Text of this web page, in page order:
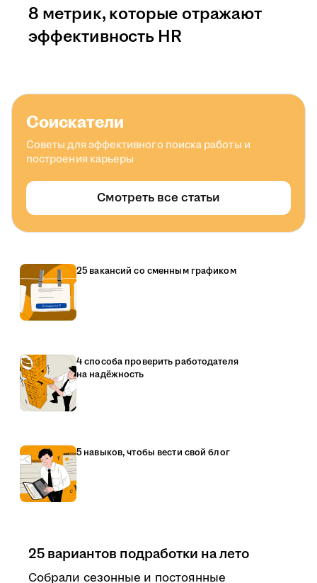
8 метрик, которые отражают
эффективность HR
Соискатели
Советы для эффективного поиска работы и
построения карьеры
Смотреть все статьи
25 вакансий со сменным графиком
4 способа проверить работодателя
на надёжность
5 навыков, чтобы вести свой блог
25 вариантов подработки на лето
Собрали сезонные и постоянные